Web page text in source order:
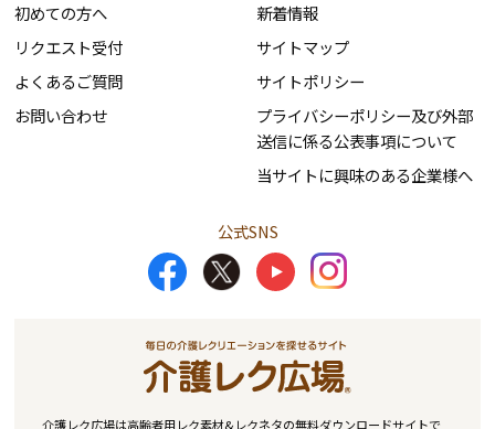
初めての方へ
リクエスト受付
よくあるご質問
お問い合わせ
新着情報
サイトマップ
サイトポリシー
プライバシーポリシー及び外部
送信に係る公表事項について
当サイトに興味のある企業様へ
公式SNS
介護レク広場は高齢者用レク素材&レクネタの無料ダウンロードサイトで